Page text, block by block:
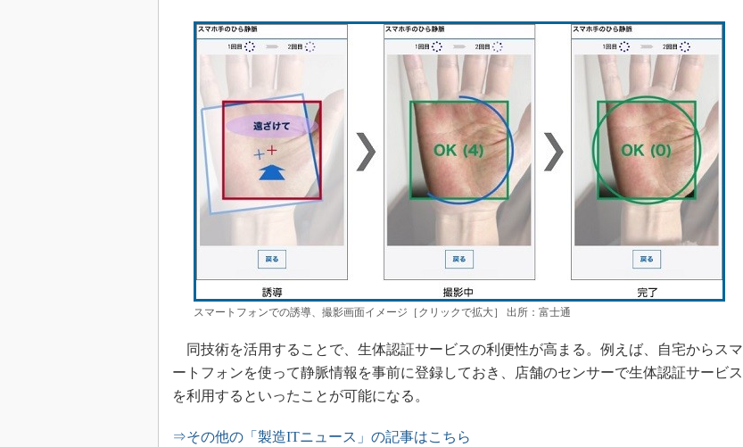
スマートフォンでの誘導、撮影画面イメージ［クリックで拡大］ 出所：富士通
同技術を活用することで、生体認証サービスの利便性が高まる。例えば、自宅からスマ
ートフォンを使って静脈情報を事前に登録しておき、店舗のセンサーで生体認証サービス
を利用するといったことが可能になる。
⇒その他の「製造ITニュース」の記事はこちら